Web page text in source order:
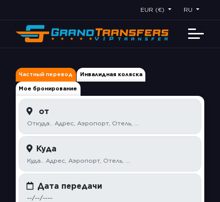
EUR (€) RU
Частный перевод Инвалидная коляска
Мое бронирование
от
Куда
Дата передачи